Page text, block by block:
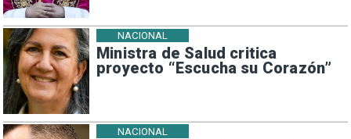
Ministra de Salud critica
proyecto “Escucha su Corazón”
NACIONAL
NACIONAL